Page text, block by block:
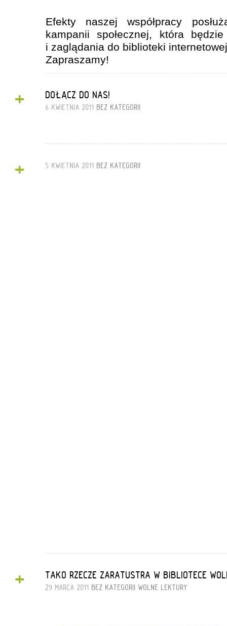
Efekty naszej współpracy
kampanii społecznej, która
i zaglądania do biblioteki
Zapraszamy!
+ DOŁĄCZ DO NAS!
6 KWIETNIA 2011 BEZ KATEGORII
+ 5 KWIETNIA 2011 BEZ KATEGORII
+ TAKO RZECZE ZARATUSTRA W BIBLIOTECE
29 MARCA 2011 BEZ KATEGORII WOLNE LEKTURY